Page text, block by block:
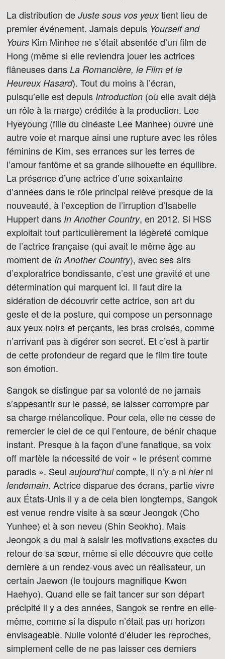
La distribution de Juste sous vos yeuxtient lieu de
premier événement. Jamais depuis Yourself and
Yours Kim Minhee ne s’était absentée d’un film de
Hong (même si elle reviendra jouer les actrices
flâneuses dans La Romancière, le Film et le
Heureux Hasard). Tout du moins à l’écran,
puisqu’elle est depuis Introduction (où elle avait déjà
un rôle à la marge) créditée à la production. Lee
Hyeyoung (fille du cinéaste Lee Manhee) ouvre une
autre voie et marque ainsi une rupture avec les rôles
féminins de Kim, ses errances sur les terres de
l’amour fantôme et sa grande silhouette en équilibre.
La présence d’une actrice d’une soixantaine
d’années dans le rôle principal relève presque de la
nouveauté, à l’exception de l’irruption d’Isabelle
Huppert dans In Another Country, en 2012. Si HSS
exploitait tout particulièrement la légèreté comique
de l’actrice française (qui avait le même âge au
moment de In Another Country), avec ses airs
d’exploratrice bondissante, c’est une gravité et une
détermination qui marquent ici. Il faut dire la
sidération de découvrir cette actrice, son art du
geste et de la posture, qui compose un personnage
aux yeux noirs et perçants, les bras croisés, comme
n’arrivant pas à digérer son secret. Et c’est à partir
de cette profondeur de regard que le film tire toute
son émotion.
Sangok se distingue par sa volonté de ne jamais
s’appesantir sur le passé, se laisser corrompre par
sa charge mélancolique. Pour cela, elle ne cesse de
remercier le ciel de ce qui l’entoure, de bénir chaque
instant. Presque à la façon d’une fanatique, sa voix
off martèle la nécessité de voir « le présent comme
paradis ». Seul aujourd’huicompte, il n’y a ni hierni
lendemain. Actrice disparue des écrans, partie vivre
aux États-Unis il y a de cela bien longtemps, Sangok
est venue rendre visite à sa sœur Jeongok (Cho
Yunhee) et à son neveu (Shin Seokho). Mais
Jeongok a du mal à saisir les motivations exactes du
retour de sa sœur, même si elle découvre que cette
dernière a un rendez-vous avec un réalisateur, un
certain Jaewon (le toujours magnifique Kwon
Haehyo). Quand elle se fait tancer sur son départ
précipité il y a des années, Sangok se rentre en elle-
même, comme si la dispute n’était pas un horizon
envisageable. Nulle volonté d’éluder les reproches,
simplement celle de ne pas laisser ces derniers